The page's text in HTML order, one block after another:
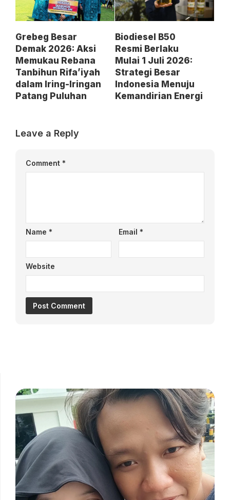
Grebeg Besar
Demak 2026: Aksi
Memukau Rebana
Tanbihun Rifa’iyah
dalam Iring-Iringan
Patang Puluhan
Biodiesel B50
Resmi Berlaku
Mulai 1 Juli 2026:
Strategi Besar
Indonesia Menuju
Kemandirian Energi
Leave a Reply
Comment *
Name * Email *
Website